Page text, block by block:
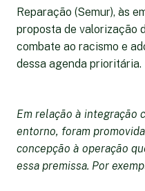
Reparação (Semur), às
proposta de valorização
combate ao racismo e
dessa agenda prioritária.
Em relação à integração
entorno, foram
concepção à operação
essa premissa. Por